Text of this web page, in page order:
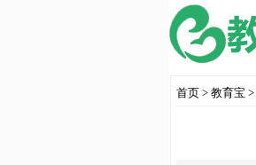
首页 > 教育宝 >